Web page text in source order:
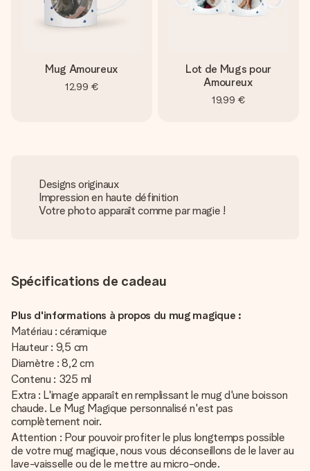
Mug Amoureux
12,99 €
Lot de Mugs pour
Amoureux
19,99 €
Designs originaux
Impression en haute définition
Votre photo apparaît comme par magie !
Spécifications de cadeau
Plus d'informations à propos du mug magique :
Matériau : céramique
Hauteur : 9,5 cm
Diamètre : 8,2 cm
Contenu : 325 ml
Extra : L'image apparaît en remplissant le mug d'une boisson
chaude. Le Mug Magique personnalisé n'est pas
complètement noir.
Attention : Pour pouvoir profiter le plus longtemps possible
de votre mug magique, nous vous déconseillons de le laver au
lave-vaisselle ou de le mettre au micro-onde.